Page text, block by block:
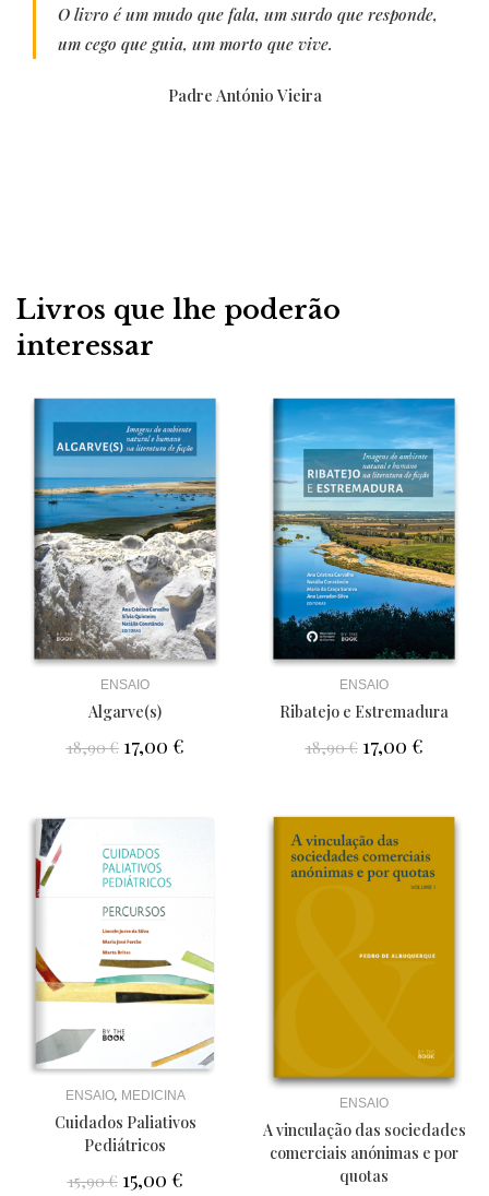
O livro é um mudo que fala, um surdo que responde,
um cego que guia, um morto que vive.
Padre António Vieira
Livros que lhe poderão
interessar
ENSAIO
Algarve(s)
18,90€ 17,00 €
ENSAIO
Ribatejo e Estremadura
18,90€ 17,00 €
ENSAIO, MEDICINA
Cuidados Paliativos
Pediátricos
15,90€ 15,00 €
ENSAIO
A vinculação das sociedades
comerciais anónimas e por
quotas